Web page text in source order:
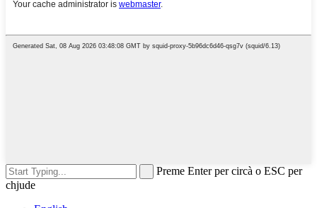
Preme Enter per circà o ESC per
chjude